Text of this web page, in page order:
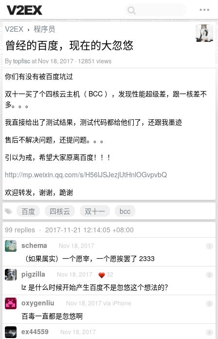
V2EX › 程序员
曾经的百度，现在的大忽悠
Bytopfiscat Nov 18, 2017 · 12851 views
你们有没有被百度坑过
双十一买了个四核云主机（ BCC ），发现性能超级差，跟一核差不
多。。。
我直接给出了测试结果，测试代码都给他们了，还跟我墨迹
售后不解决问题，还提问题。。。
引以为戒，希望大家原离百度！！！
http://mp.weixin.qq.com/s/H56lJSJezjUtHnlOGvpvbQ
欢迎转发，谢谢，跪谢
百度
四核云 双十一
bcc
99 replies • 2017-11-21 12:14:05 +08:00
1
schema Nov 18, 2017
（如果属实）一个愿宰，一个愿挨罢了 2333
2
pigzilla Nov 18, 2017 32
lz 是什么时候开始产生百度不是忽悠这个想法的？
3
oxygenliu Nov 18, 2017 via iPhone
百毒一直都是忽悠啊
4
ex44559 Nov 18, 2017